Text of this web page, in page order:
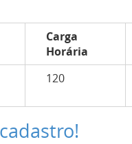
Carga
Horária
120